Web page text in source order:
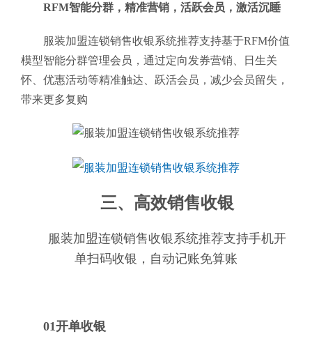
RFM智能分群，精准营销，活跃会员，激活沉睡
服装加盟连锁销售收银系统推荐支持基于RFM价值
模型智能分群管理会员，通过定向发券营销、日生关
怀、优惠活动等精准触达、跃活会员，减少会员留失，
带来更多复购
三、高效销售收银
服装加盟连锁销售收银系统推荐支持手机开
单扫码收银，自动记账免算账
01开单收银